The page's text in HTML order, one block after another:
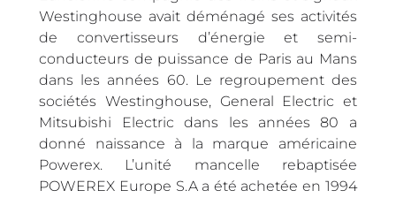
Westinghouse avait déménagé ses activités
de convertisseurs d’énergie et semi-
conducteurs de puissance de Paris au Mans
dans les années 60. Le regroupement des
sociétés Westinghouse, General Electric et
Mitsubishi Electric dans les années 80 a
donné naissance à la marque américaine
Powerex. L’unité mancelle rebaptisée
POWEREX Europe S.A a été achetée en 1994